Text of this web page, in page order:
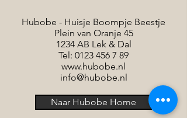
Hubobe - Huisje Boompje Beestje
Plein van Oranje 45
1234 AB Lek & Dal
Tel: 0123 456 7 89
www.hubobe.nl
info@hubobe.nl
Naar Hubobe Home